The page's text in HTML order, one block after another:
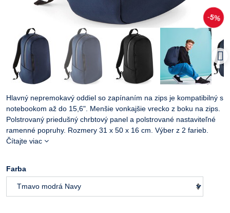
5%
Hlavný nepremokavý oddiel so zapínaním na zips je kompatibilný s
notebookom až do 15,6". Menšie vonkajšie vrecko z boku na zips.
Polstrovaný priedušný chrbtový panel a polstrované nastaviteľné
ramenné popruhy. Rozmery 31 x 50 x 16 cm. Výber z 2 farieb.
Čítajte viac
Farba